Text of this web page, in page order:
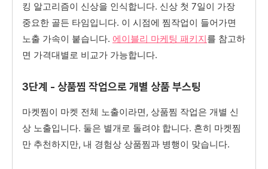
킹 알고리즘이 신상을 인식합니다. 신상 첫 7일이 가장
중요한 골든 타임입니다. 이 시점에 찜작업이 들어가면
노출 가속이 붙습니다. 에이블리 마케팅 패키지를 참고하
면 가격대별로 비교가 가능합니다.
3단계 - 상품찜 작업으로 개별 상품 부스팅
마켓찜이 마켓 전체 노출이라면, 상품찜 작업은 개별 신
상 노출입니다. 둘은 별개로 돌려야 합니다. 흔히 마켓찜
만 추천하지만, 내 경험상 상품찜과 병행이 맞습니다.